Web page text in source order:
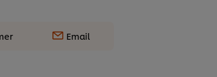
Email